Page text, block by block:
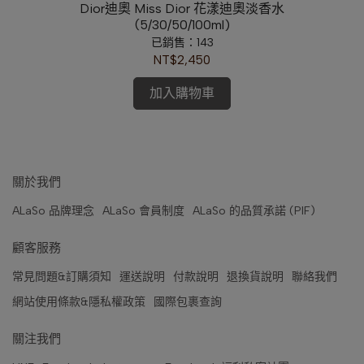
Dior迪奧 Miss Dior 花漾迪奧淡香水
(5/30/50/100ml)
已銷售：143
NT$2,450
加入購物車
關於我們
ALaSo 品牌理念 ALaSo 會員制度 ALaSo 的品質承諾 (PIF)
顧客服務
常見問題&訂購須知 運送說明 付款說明 退換貨說明
聯絡我們
網站使用條款&隱私權政策
國際包裹查詢
關注我們